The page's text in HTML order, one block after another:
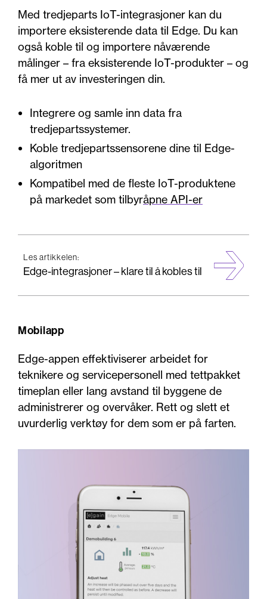
Med tredjeparts IoT-integrasjoner kan du
importere eksisterende data til Edge. Du kan
også koble til og importere nåværende
målinger – fra eksisterende IoT-produkter – og
få mer ut av investeringen din.
Integrere og samle inn data fra
tredjepartssystemer.
Koble tredjepartssensorene dine til Edge-
algoritmen
Kompatibel med de fleste IoT-produktene
på markedet som tilbyråpne API-er
Les artikkelen:
Edge-integrasjoner – klare til å kobles til
Mobilapp
Edge-appen effektiviserer arbeidet for
teknikere og servicepersonell med tettpakket
timeplan eller lang avstand til byggene de
administrerer og overvåker. Rett og slett et
uvurderlig verktøy for dem som er på farten.